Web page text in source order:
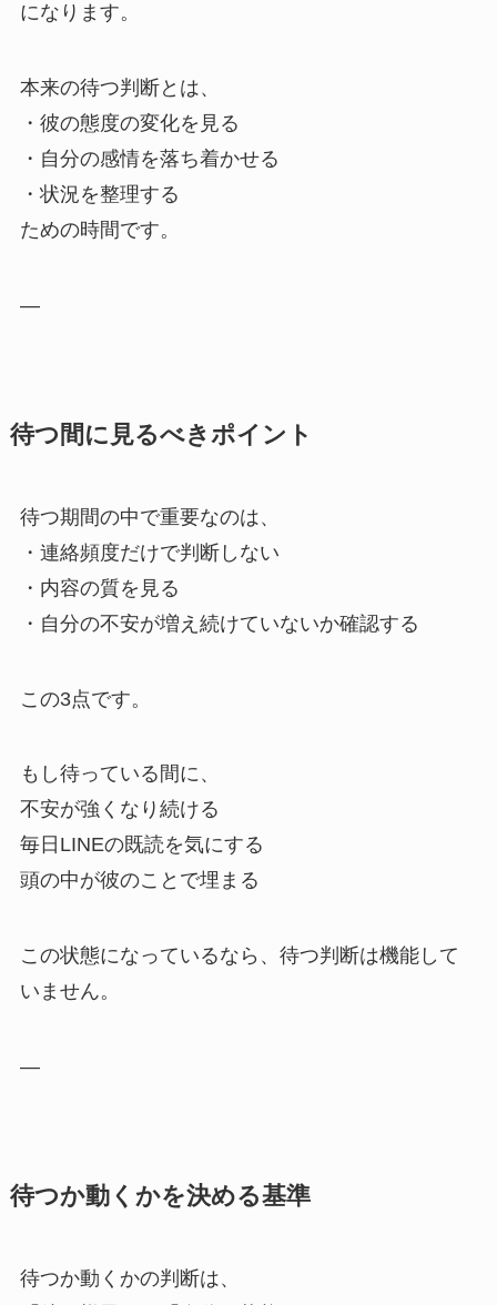
になります。
本来の待つ判断とは、
・彼の態度の変化を見る
・自分の感情を落ち着かせる
・状況を整理する
ための時間です。
—
待つ間に見るべきポイント
待つ期間の中で重要なのは、
・連絡頻度だけで判断しない
・内容の質を見る
・自分の不安が増え続けていないか確認する
この3点です。
もし待っている間に、
不安が強くなり続ける
毎日LINEの既読を気にする
頭の中が彼のことで埋まる
この状態になっているなら、待つ判断は機能して
いません。
—
待つか動くかを決める基準
待つか動くかの判断は、